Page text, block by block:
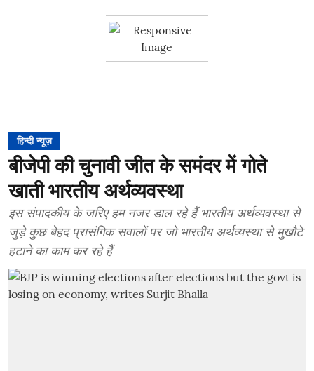
हिन्दी न्यूज़
बीजेपी की चुनावी जीत के समंदर में गोते
खाती भारतीय अर्थव्यवस्था
इस संपादकीय के जरिए हम नजर डाल रहे हैं भारतीय अर्थव्यवस्था से
जुड़े कुछ बेहद प्रासंगिक सवालों पर जो भारतीय अर्थव्यस्था से मुखौटे
हटाने का काम कर रहे हैं